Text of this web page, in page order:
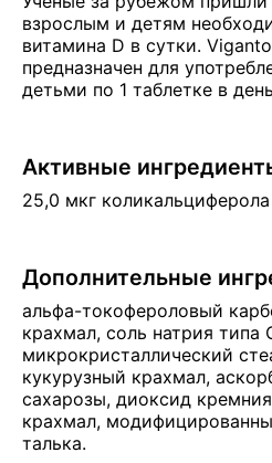
взрослым и детям
витамина D в сутки.
предназначен для
детьми по 1 таблетке в
Активные
25,0 мкг
Дополнительные
альфа-токофероловый
крахмал, соль натрия типа
микрокристаллический
кукурузный крахмал,
сахарозы, диоксид
крахмал,
талька.